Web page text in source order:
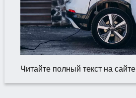
Читайте полный текст на сайте